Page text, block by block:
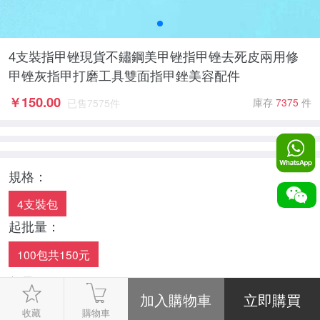
4支裝指甲锉現貨不鏽鋼美甲锉指甲锉去死皮兩用修
甲锉灰指甲打磨工具雙面指甲銼美容配件
￥150.00 已售 7575件 庫存 7375 件
規格：
4支裝包
起批量：
100包共150元
數量：
-
+
收藏 購物車